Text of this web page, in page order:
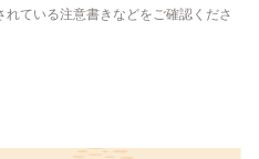
ている注意書きなどをご確認くださ